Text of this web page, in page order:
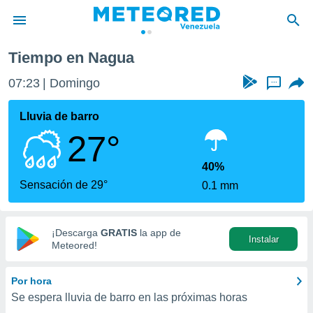
de
ha
para
que se
calidad.
a este
las
y
digital
basada
Tiempo en Nagua
07:23 Domingo ...
Lluvia de barro
27°
Sensación de 29°
40%
0.1 mm
¡Descarga GRATIS la app de
Meteored!
Instalar
Por hora
Se espera lluvia de barro en las próximas horas